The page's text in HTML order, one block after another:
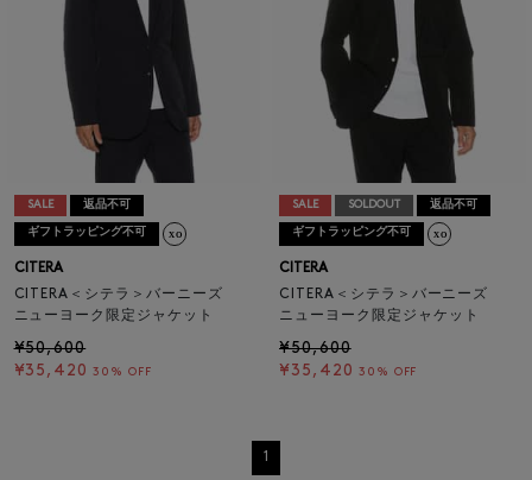
SALE 返品不可
ギフトラッピング不可
CITERA
CITERA＜シテラ＞バーニーズ
ニューヨーク限定ジャケット
¥50,600
¥35,420 30% OFF
SALE SOLDOUT 返品不可
ギフトラッピング不可
CITERA
CITERA＜シテラ＞バーニーズ
ニューヨーク限定ジャケット
¥50,600
¥35,420 30% OFF
1